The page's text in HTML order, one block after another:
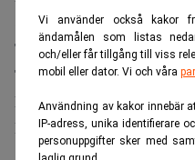
Vi använder också kakor
ändamålen som listas
och/eller får tillgång till viss
mobil eller dator. Vi och våra
Användning av kakor innebär
IP-adress, unika identifierare
personuppgifter sker med
8:10 kronor.
Tioårig statsobligation:
Tvåårig statsobligation:
Euro: 10:09 kronor (9:96).
Dollar: 8:10 kronor (7:85).